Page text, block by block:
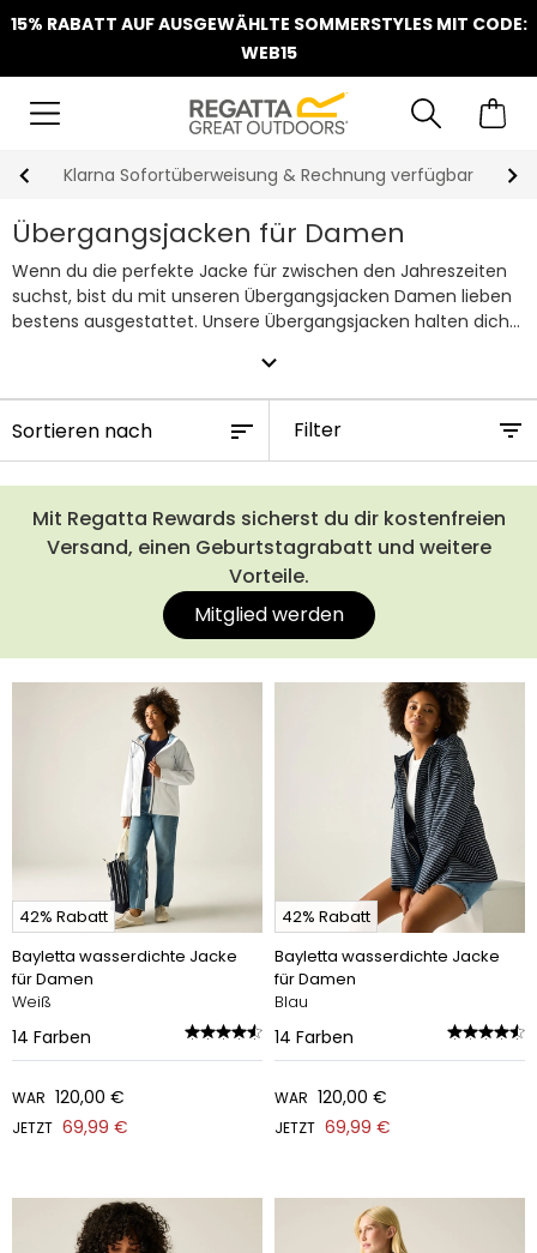
15% RABATT AUF AUSGEWÄHLTE SOMMERSTYLES MIT CODE:
WEB15
Klarna Sofortüberweisung & Rechnung verfügbar
Übergangsjacken für Damen
Wenn du die perfekte Jacke für zwischen den Jahreszeiten
suchst, bist du mit unseren Übergangsjacken Damen lieben
bestens ausgestattet. Unsere Übergangsjacken halten dich
Mantel ist, aber eben doch nicht warm genug, um ohne
Jacke rauszugehen oder nur mit einer Leichten. Daher ist
eine Übergangsjacke ein absolutes Muss in jedem
expand_more
Filter
Mit Regatta Rewards sicherst du dir kostenfreien
Versand, einen Geburtstagrabatt und weitere
Vorteile.
Mitglied werden
42% Rabatt
Bayletta wasserdichte Jacke
für Damen
Weiß
14 Farben
WAR 120,00 €
JETZT 69,99 €
42% Rabatt
Bayletta wasserdichte Jacke
für Damen
Blau
14 Farben
WAR 120,00 €
JETZT 69,99 €